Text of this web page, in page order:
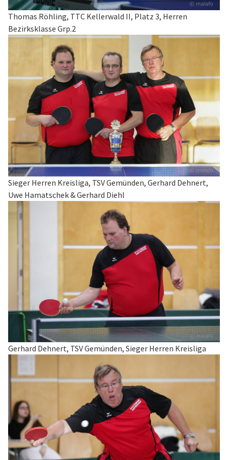
Thomas Röhling, TTC Kellerwald II, Platz 3, Herren
Bezirksklasse Grp.2
Sieger Herren Kreisliga, TSV Gemünden, Gerhard Dehnert,
Uwe Hamatschek & Gerhard Diehl
Gerhard Dehnert, TSV Gemünden, Sieger Herren Kreisliga